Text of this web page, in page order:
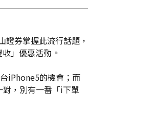
券掌握此流行話題，
」優惠活動。
iPhone5的機會；而
，別有一番「i下單